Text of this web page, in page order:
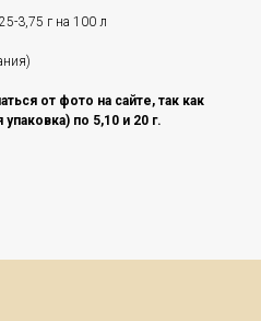
3,75 г на 100 л
от фото на сайте, так как
по 5,10 и 20 г.